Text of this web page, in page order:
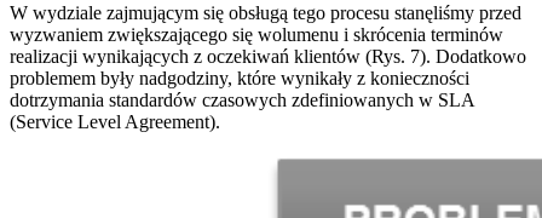
W wydziale zajmującym się obsługą tego procesu stanęliśmy przed
wyzwaniem zwiększającego się wolumenu i skrócenia terminów
realizacji wynikających z oczekiwań klientów (Rys. 7). Dodatkowo
problemem były nadgodziny, które wynikały z konieczności
dotrzymania standardów czasowych zdefiniowanych w SLA
(Service Level Agreement).